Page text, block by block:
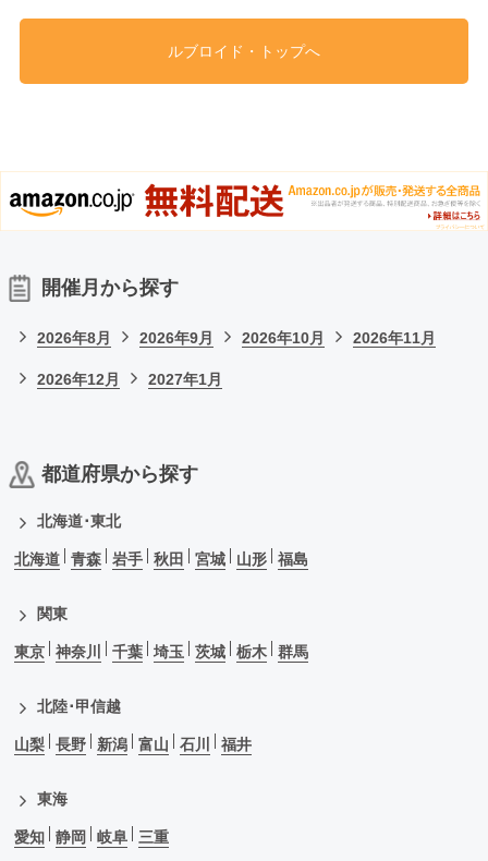
ルブロイド・トップへ
開催月から探す
2026年8月 2026年9月 2026年10月 2026年11月
2026年12月 2027年1月
都道府県から探す
北海道･東北
北海道 青森 岩手 秋田 宮城 山形 福島
関東
東京 神奈川 千葉 埼玉 茨城 栃木 群馬
北陸･甲信越
山梨 長野 新潟 富山 石川 福井
東海
愛知 静岡 岐阜 三重